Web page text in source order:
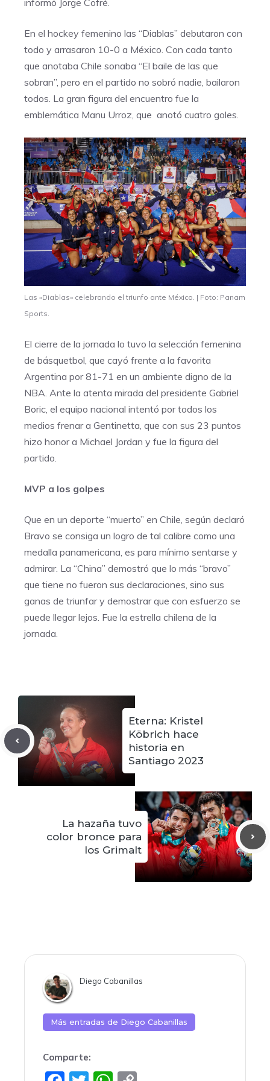
informó Jorge Cofré.
En el hockey femenino las “Diablas” debutaron con
todo y arrasaron 10-0 a México. Con cada tanto
que anotaba Chile sonaba “El baile de las que
sobran”, pero en el partido no sobró nadie, bailaron
todos. La gran figura del encuentro fue la
emblemática Manu Urroz, que anotó cuatro goles.
Las «Diablas» celebrando el triunfo ante México. | Foto: Panam
Sports.
El cierre de la jornada lo tuvo la selección femenina
de básquetbol, que cayó frente a la favorita
Argentina por 81-71 en un ambiente digno de la
NBA. Ante la atenta mirada del presidente Gabriel
Boric, el equipo nacional intentó por todos los
medios frenar a Gentinetta, que con sus 23 puntos
hizo honor a Michael Jordan y fue la figura del
partido.
MVP a los golpes
Que en un deporte “muerto” en Chile, según declaró
Bravo se consiga un logro de tal calibre como una
medalla panamericana, es para mínimo sentarse y
admirar. La “China” demostró que lo más “bravo”
que tiene no fueron sus declaraciones, sino sus
ganas de triunfar y demostrar que con esfuerzo se
puede llegar lejos. Fue la estrella chilena de la
jornada.
Eterna: Kristel
Köbrich hace
historia en
Santiago 2023
La hazaña tuvo
color bronce para
los Grimalt
Diego Cabanillas
Más entradas de Diego Cabanillas
Comparte: